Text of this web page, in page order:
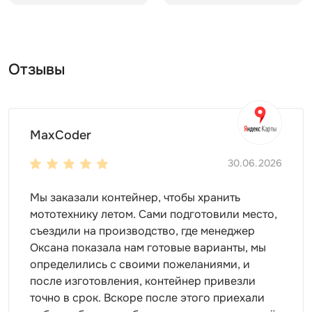
предметы для спорта и отдыха.
Чтобы организовать хранение еще удобнее, можно
дополнительно заказать системы хранения. Они
представлены в линейке SKOGGY. Можно установить:
стеллажи;
шкафы;
боксы для хранения;
инструментальные панели.
Дизайн
каждый заказчик выбирает оформление
Отзывы
MaxCoder
30.06.2026
Мы заказали контейнер, чтобы хранить
мототехнику летом. Сами подготовили место,
съездили на производство, где менеджер
Оксана показала нам готовые варианты, мы
определились с своими пожеланиями, и
после изготовления, контейнер привезли
точно в срок. Вскоре после этого приехали